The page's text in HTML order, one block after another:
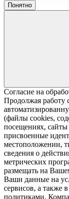
Понятно
Согласие на
Продолжая работу
(файлы cookies,
посещениях,
присвоенные
местоположении,
сведения о
метрических
размещать на
Ваши данные на
сервисов, а также
политиками.